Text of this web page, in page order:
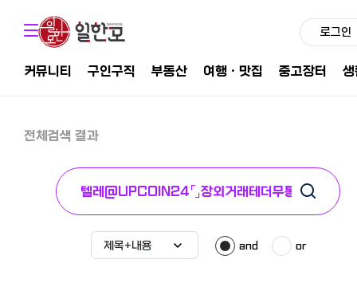
로그인
커뮤니티 구인구직 부동산 여행ㆍ맛집 중고장터
전체검색 결과
and or